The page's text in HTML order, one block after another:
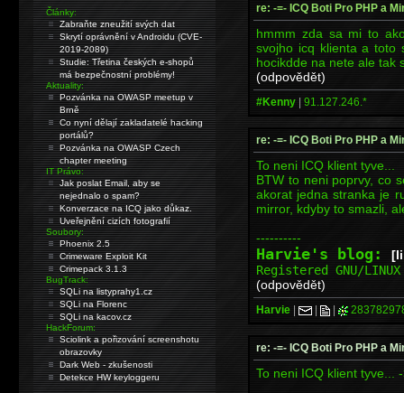
re: -=- ICQ Boti Pro PHP a
hmmm zda sa mi to
svojho icq klienta a toto
hocikdde na nete ale tak
(odpovědět)
#Kenny | 91.127.246.*
re: -=- ICQ Boti Pro PHP a
To neni ICQ klient tyve...
BTW to neni poprvy, co
akorat jedna stranka je
mirror, kdyby to smazli,
----------
Harvie's blog:
Registered GNU/
(odpovědět)
Harvie | | |
re: -=- ICQ Boti Pro PHP a
To neni ICQ klient tyve...
Články:
Zabraňte zneužití svých dat
Skrytí oprávnění v Androidu (CVE-
2019-2089)
Studie: Třetina českých e-shopů
má bezpečnostní problémy!
Aktuality:
Pozvánka na OWASP meetup v
Brně
Co nyní dělají zakladatelé hacking
portálů?
Pozvánka na OWASP Czech
chapter meeting
IT Právo:
Jak poslat Email, aby se
nejednalo o spam?
Konverzace na ICQ jako důkaz.
Uveřejnění cizích fotografií
Soubory:
Phoenix 2.5
Crimeware Exploit Kit
Crimepack 3.1.3
BugTrack:
SQLi na listyprahy1.cz
SQLi na Florenc
SQLi na kacov.cz
HackForum:
Sciolink a pořizování screenshotu
obrazovky
Dark Web - zkušenosti
Detekce HW keyloggeru